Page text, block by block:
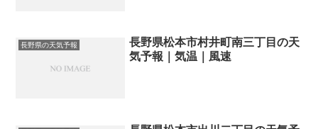
長野県の天気予報
長野県松本市村井町南三丁目の天
気予報｜気温｜風速